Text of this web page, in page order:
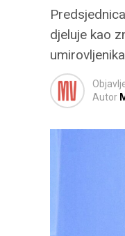
djeluje kao
Autor